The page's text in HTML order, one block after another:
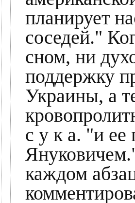
планирует
соседей."
сном, ни
поддержку
Украины, а
с у к а. "и
каждом